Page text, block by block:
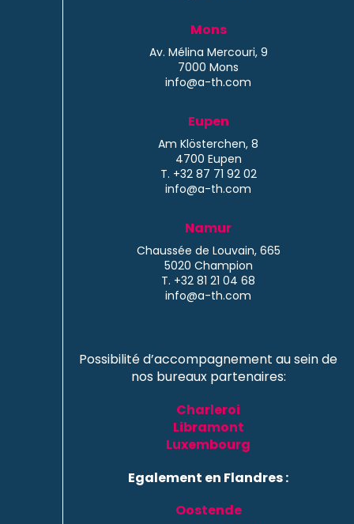
Mons
Av. Mélina Mercouri, 9
7000 Mons
info@a-th.com
Eupen
Am Klösterchen, 8
4700 Eupen
T. +32 87 71 92 02
info@a-th.com
Namur
Chaussée de Louvain, 665
5020 Champion
T. +32 81 21 04 68
info@a-th.com
Possibilité d’accompagnement au sein de
nos bureaux partenaires:
Charleroi
Libramont
Luxembourg
Egalement en Flandres :
Oostende